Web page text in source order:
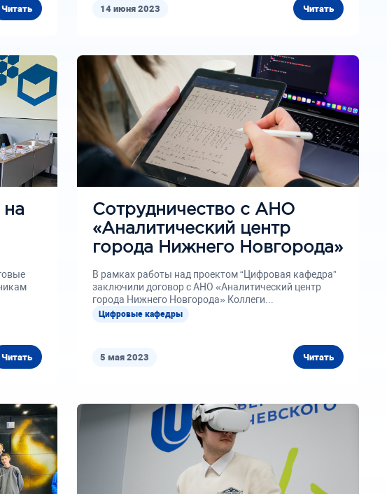
Читать 14 июня 2023 Читать
Читать
на
5 мая 2023 Читать
Сотрудничество с АНО
«Аналитический центр
города Нижнего Новгорода»
В рамках работы над проектом “Цифровая кафедра”
заключили договор с АНО «Аналитический центр
города Нижнего Новгорода» Коллеги...
Цифровые кафедры